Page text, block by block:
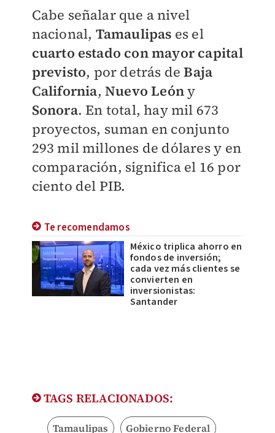
Cabe señalar que a nivel
nacional, Tamaulipas es el
cuarto estado con mayor capital
previsto, por detrás deBaja
California, Nuevo Leóny
Sonora. En total, hay mil 673
proyectos, suman en conjunto
293 mil millones de dólares y en
comparación, significa el 16 por
ciento del PIB.
Te recomendamos
México triplica ahorro en
fondos de inversión;
cada vez más clientes se
convierten en
inversionistas:
Santander
TAGS RELACIONADOS:
Tamaulipas Gobierno Federal